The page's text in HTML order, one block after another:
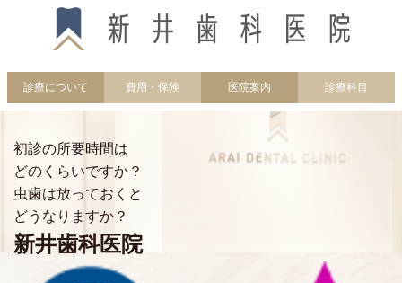
診療について 費用・保険 医院案内 診療科目
初診の所要時間は
どのくらいですか？
虫歯は放っておくと
どうなりますか？
新井歯科医院